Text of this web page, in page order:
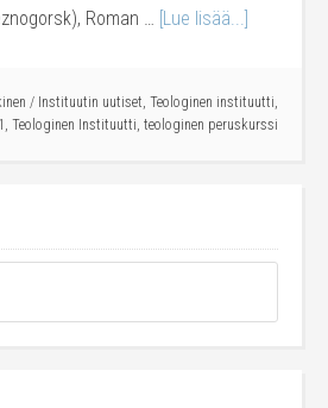
Roman … [Lue lisää...]
/ Instituutin uutiset, Teologinen instituutti,
, Teologinen Instituutti, teologinen peruskurssi